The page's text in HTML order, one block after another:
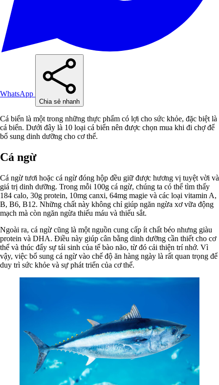
WhatsApp
Chia sẻ nhanh
Cá biển là một trong những thực phẩm có lợi cho sức khỏe, đặc biệt là
cá biển. Dưới đây là 10 loại cá biển nên được chọn mua khi đi chợ để
bổ sung dinh dưỡng cho cơ thể.
Cá ngừ
Cá ngừ tươi hoặc cá ngừ đóng hộp đều giữ được hương vị tuyệt vời và
giá trị dinh dưỡng. Trong mỗi 100g cá ngừ, chúng ta có thể tìm thấy
184 calo, 30g protein, 10mg canxi, 64mg magie và các loại vitamin A,
B, B6, B12. Những chất này không chỉ giúp ngăn ngừa xơ vữa động
mạch mà còn ngăn ngừa thiếu máu và thiếu sắt.
Ngoài ra, cá ngừ cũng là một nguồn cung cấp ít chất béo nhưng giàu
protein và DHA. Điều này giúp cân bằng dinh dưỡng cần thiết cho cơ
thể và thúc đẩy sự tái sinh của tế bào não, từ đó cải thiện trí nhớ. Vì
vậy, việc bổ sung cá ngừ vào chế độ ăn hàng ngày là rất quan trọng để
duy trì sức khỏe và sự phát triển của cơ thể.